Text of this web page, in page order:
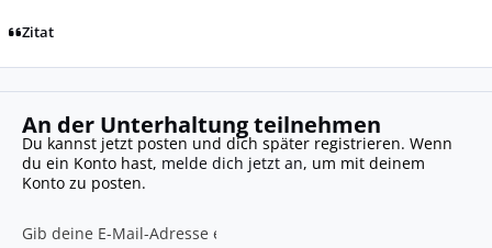
Zitat
An der Unterhaltung teilnehmen
Du kannst jetzt posten und dich später registrieren. Wenn
du ein Konto hast, melde dich jetzt an, um mit deinem
Konto zu posten.